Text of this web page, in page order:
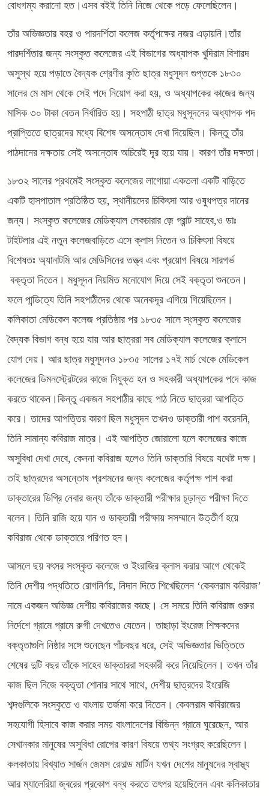
বোধগম্য করানো হত।এসব বইই তিনি নিজে থেকে পড়ে ফেলেছিলেন।
তাঁর অভিজ্ঞতার বহর ও পারদর্শিতা কলেজ কর্তৃপক্ষের নজর এড়ায়নি।তাঁর
পারদর্শিতার জন্য সংস্কৃত কলেজের এই বিভাগের অধ্যাপক খুদিরাম বিশারদ
অসুস্থ হয়ে পড়াতে বৈদ্যক শ্রেণীর কৃতি ছাত্র মধুসূদন গুপ্তকে ১৮৩০
সালের মে মাস থেকে সেই পদে নিয়োগ করা হয়, ও অধ্যাপকের কাজের জন্য
মাসিক ৩০ টাকা বেতন নির্ধারিত হয়। সহপাঠী ছাত্র মধুসূদনের অধ্যাপক পদ
প্রাপ্তিতে ছাত্রদের মধ্যে বিশেষ অসন্তোষ দেখা দিয়েছিল। কিন্তু তাঁর
পাঠদানের দক্ষতায় সেই অসন্তোষ অচিরেই দূর হয়ে যায়। কারণ তাঁর দক্ষতা।
১৮৩২ সালের প্রথমেই সংস্কৃত কলেজের লাগোয়া একতলা একটি বাড়িতে
একটি হাসপাতাল প্রতিষ্ঠিত হয়, স্থানীয়দের চিকিৎসা আর ওষুধপত্র দানের
জন্য। সংস্কৃত কলেজের মেডিক্যাল লেকচারার জ়ে গ্রান্ট সাহেব,ও ডাঃ
টাইটলার এই নতুন কলেজবাড়িতে এসে ক্লাস নিতেন ও চিকিৎসা বিষয়ে
বিশেষতঃ অ্যানাটমি আর মেডিসিনের তত্ত্ব এবং প্রয়োগ বিষয়ে সারগর্ভ
বক্তৃতা দিতেন। মধুসূদন নিয়মিত মনোযোগ দিয়ে সেই বক্তৃতা শুনতেন।
ফলে পান্ডিত্যে তিনি সহপাঠীদের থেকে অনেকদূর এগিয়ে গিয়েছিলেন।
কলিকাতা মেডিকেল কলেজ প্রতিষ্ঠার পর ১৮৩৫ সালে স্ংস্কৃত কলেজের
বৈদ্যক বিভাগ বন্ধ হয়ে যায় আর ছাত্ররা সব মেডিক্যাল কলেজের ক্লাসে
যোগ দেয়। আর ছাত্র মধুসূদনও ১৮৩৫ সালের ১৭ই মার্চ থেকে মেডিকেল
কলেজের ডিমনস্ট্রেটরের কাজে নিযুক্ত হন ও সহকারী অধ্যাপকের পদে কাজ
করতে থাকেন।কিন্তু একজন সহপাঠীর কাছে পাঠ নিতে ছাত্ররা আপত্তি
করে। তাদের আপত্তির কারণ ছিল মধুসূদন তখনও ডাক্তারী পাশ করেননি,
তিনি সামান্য কবিরাজ মাত্র। এই আপত্তি জোরালো হলে কলেজের কাজে
অসুবিধা দেখা দেবে, কেননা কবিরাজ হলেও তিনি ডাক্তারি বিষয়ে যথেষ্ট দক্ষ।
তাই ছাত্রদের অসন্তোষ প্রশমনের জন্য কলেজের কর্তৃপক্ষ পাশ করা
ডাক্তারের ডিগ্রি নেবার জন্য তাঁকে ডাক্তারী পরীক্ষার চূড়ান্ত পরীক্ষা দিতে
বলেন। তিনি রাজি হয়ে যান ও ডাক্তারী পরীক্ষায় সসম্মানে উত্তীর্ণ হয়ে
কবিরাজ থেকে ডাক্তারে পরিণত হন।
আসলে ছয় বৎসর সংস্কৃত কলেজে ও ইংরাজির ক্লাস করার আগে থেকেই
তিনি দেশীয় পদ্ধতিতে রোগনির্ণয়, নিদান দিতে শিখেছিলেন ‘কেবলরাম কবিরাজ’
নামে একজন অভিজ্ঞ দেশীয় কবিরাজের কাছে। সে সময়ে তিনি কবিরাজ গুরুর
নির্দেশে গ্রামে গ্রামে রুগী দেখতেও যেতেন। তাছাড়া ইংরেজ শিক্ষকদের
বক্তৃতাগুলি নিষ্ঠার সঙ্গে শুনেছেন পাঁচবছর ধরে, সেই অভিজ্ঞতার ভিত্তিতে
শেষের দুটি বছর তাঁকে সাহেব ডাক্তাররা সহকারী করে নিয়েছিলেন। তখন তাঁর
কাজ ছিল নিজে বক্তৃতা শোনার সাথে সাথে, দেশীয় ছাত্রদের ইংরেজি
শব্দগুলিকে সংস্কৃতে ও বাংলায় তর্জমা করে দিতেন। কেবলরাম কবিরাজের
সহযোগী হিসাবে কাজ করার সময় বাংলাদেশের বিভিন্ন গ্রামে ঘুরেছেন, আর
সেখানকার মানুষের অসুবিধা রোগের কারণ বিষয়ে তথ্য সংগ্রহ করেছিলেন।
কলকাতায় বিখ্যাত সার্জন জেমস রেনাল্ড মার্টিন যখন দেশের মানুষদের স্বাস্থ্য
আর ম্যালেরিয়া জ্বরের প্রকোপ বন্ধ করতে তৎপর হয়েছিলেন এবং কলিকাতার